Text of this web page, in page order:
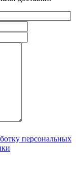
персональных